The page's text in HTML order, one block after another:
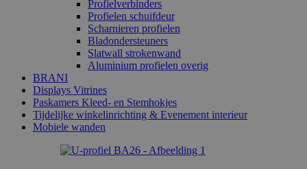
Profielverbinders
Profielen schuifdeur
Scharnieren profielen
Bladondersteuners
Slatwall strokenwand
Aluminium profielen overig
BRANI
Displays Vitrines
Paskamers Kleed- en Stemhokjes
Tijdelijke winkelinrichting & Evenement interieur
Mobiele wanden